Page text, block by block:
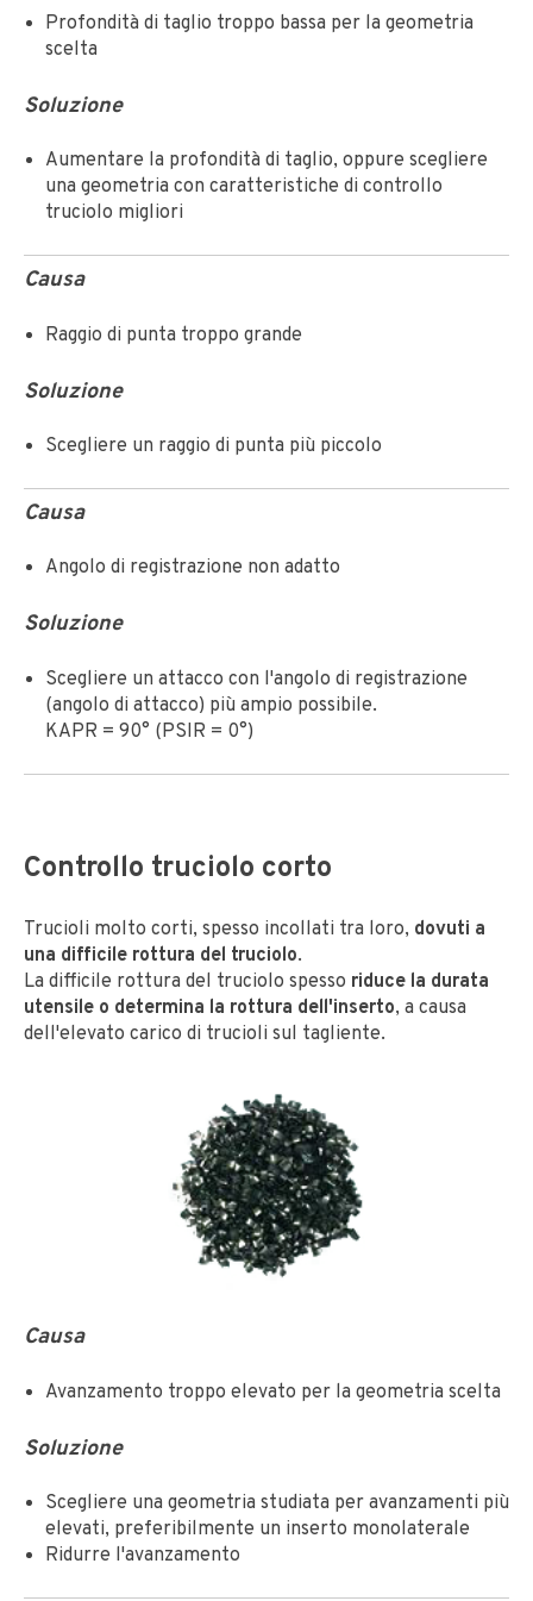
Profondità di taglio troppo bassa per la geometria
scelta
Soluzione
Aumentare la profondità di taglio, oppure scegliere
una geometria con caratteristiche di controllo
truciolo migliori
Causa
Raggio di punta troppo grande
Soluzione
Scegliere un raggio di punta più piccolo
Causa
Angolo di registrazione non adatto
Soluzione
Scegliere un attacco con l'angolo di registrazione
(angolo di attacco) più ampio possibile.
KAPR = 90° (PSIR = 0°)
Controllo truciolo corto
Trucioli molto corti, spesso incollati tra loro, dovuti a
una difficile rottura del truciolo.
La difficile rottura del truciolo spesso riduce la durata
utensile o determina la rottura dell'inserto, a causa
dell'elevato carico di trucioli sul tagliente.
Causa
Avanzamento troppo elevato per la geometria scelta
Soluzione
Scegliere una geometria studiata per avanzamenti più
elevati, preferibilmente un inserto monolaterale
Ridurre l'avanzamento